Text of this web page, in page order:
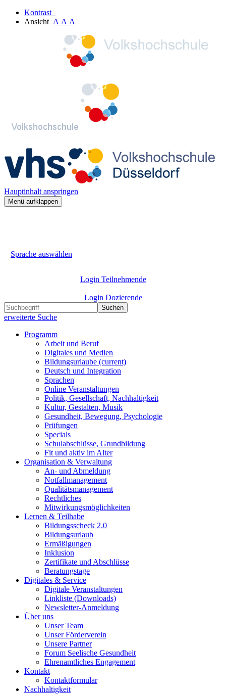
Kontrast
Ansicht A A A
Hauptinhalt anspringen
Menü aufklappen
Sprache auswählen
Login Teilnehmende
Login Dozierende
Suchen
erweiterte Suche
Programm
Arbeit und Beruf
Digitales und Medien
Bildungsurlaube (current)
Deutsch und Integration
Sprachen
Online Veranstaltungen
Politik, Gesellschaft, Nachhaltigkeit
Kultur, Gestalten, Musik
Gesundheit, Bewegung, Psychologie
Prüfungen
Specials
Schulabschlüsse, Grundbildung
Fit und aktiv im Alter
Organisation & Verwaltung
An- und Abmeldung
Notfallmanagement
Qualitätsmanagement
Rechtliches
Mitwirkungsmöglichkeiten
Lernen & Teilhabe
Bildungsscheck 2.0
Bildungsurlaub
Ermäßigungen
Inklusion
Zertifikate und Abschlüsse
Beratungstage
Digitales & Service
Digitale Veranstaltungen
Linkliste (Downloads)
Newsletter-Anmeldung
Über uns
Unser Team
Unser Förderverein
Unsere Partner
Forum Seelische Gesundheit
Ehrenamtliches Engagement
Kontakt
Kontaktformular
Nachhaltigkeit